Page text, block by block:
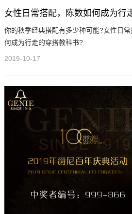
女性日常搭配，陈数如何成为行
你的秋季经典搭配有多少种可能?女性日
何成为行走的穿搭教科书?
2019-10-17